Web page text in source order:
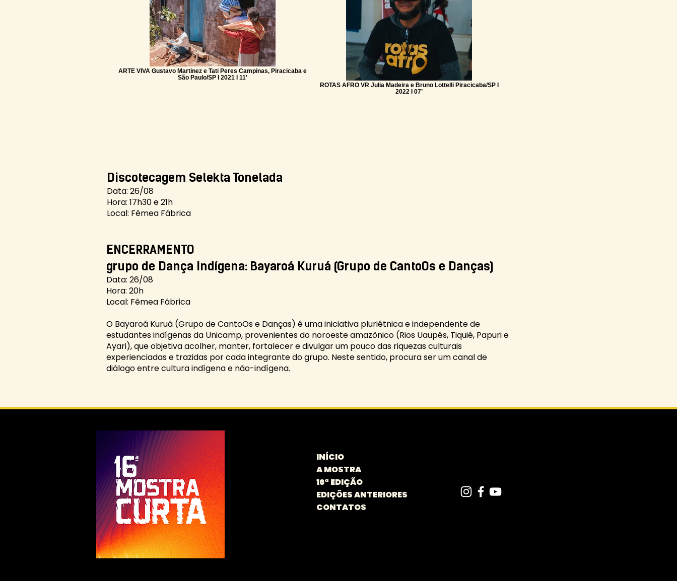
ARTE VIVA Gustavo Martinez e Tati Peres Campinas, Piracicaba e
São Paulo/SP I 2021 I 11’
ROTAS AFRO VR Julia Madeira e Bruno Lottelli Piracicaba/SP I
2022 I 07’
Discotecagem Selekta Tonelada
Data: 26/08
Hora: 17h30 e 21h
Local: Fêmea Fábrica
ENCERRAMENTO
grupo de Dança Indígena: Bayaroá Kuruá (Grupo de CantoOs e Danças)
Data: 26/08
Hora: 20h
Local: Fêmea Fábrica
O Bayaroá Kuruá (Grupo de CantoOs e Danças) é uma iniciativa pluriétnica e independente de
estudantes indígenas da Unicamp, provenientes do noroeste amazônico (Rios Uaupés, Tiquié, Papuri e
Ayari), que objetiva acolher, manter, fortalecer e divulgar um pouco das riquezas culturais
experienciadas e trazidas por cada integrante do grupo. Neste sentido, procura ser um canal de
diálogo entre cultura indígena e não-indígena.
INÍCIO
A MOSTRA
16ª EDIÇÃO
EDIÇÕES ANTERIORES
CONTATOS